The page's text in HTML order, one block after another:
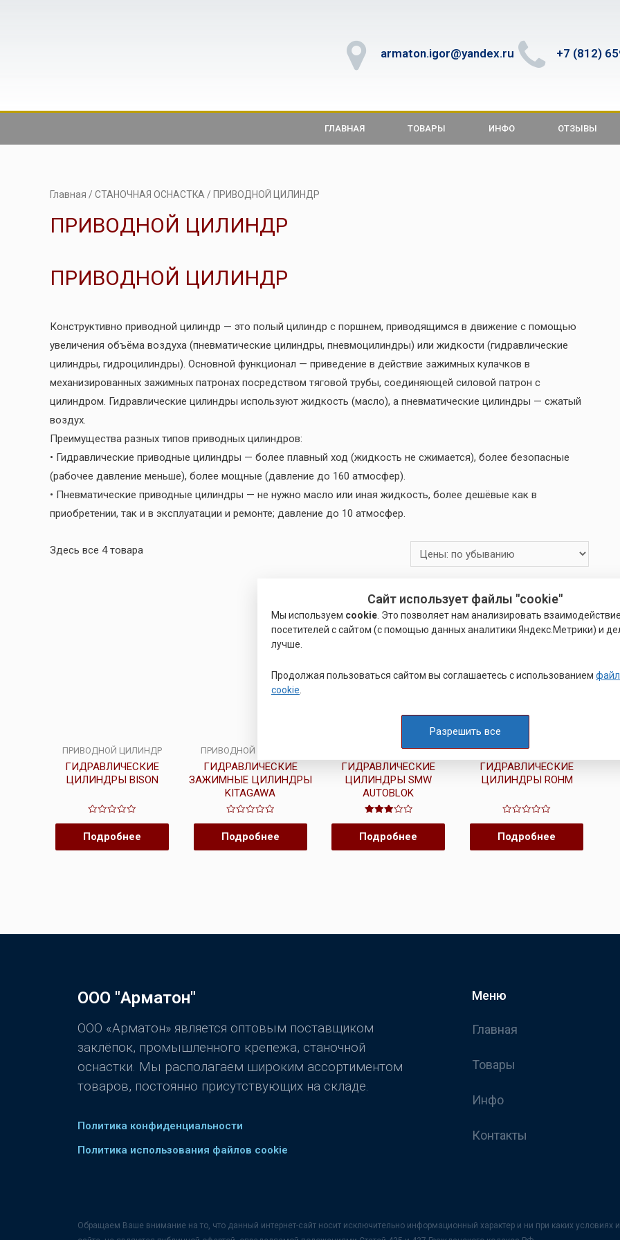
armaton.igor@yandex.ru +7 (812)
ГЛАВНАЯ ТОВАРЫ ИНФО ОТЗЫВЫ
Главная / СТАНОЧНАЯ ОСНАСТКА / ПРИВОДНОЙ ЦИЛИНДР
ПРИВОДНОЙ ЦИЛИНДР
ПРИВОДНОЙ ЦИЛИНДР
Конструктивно приводной цилиндр — это полый цилиндр с поршнем, приводящимся в движение с помощью
увеличения объёма воздуха (пневматические цилиндры, пневмоцилиндры) или жидкости (гидравлические
цилиндры, гидроцилиндры). Основной функционал — приведение в действие зажимных кулачков в
механизированных зажимных патронах посредством тяговой трубы, соединяющей силовой патрон с
цилиндром. Гидравлические цилиндры используют жидкость (масло), а пневматические цилиндры — сжатый
воздух.
Преимущества разных типов приводных цилиндров:
• Гидравлические приводные цилиндры — более плавный ход (жидкость не сжимается), более безопасные
(рабочее давление меньше), более мощные (давление до 160 атмосфер).
• Пневматические приводные цилиндры — не нужно масло или иная жидкость, более дешёвые как в
приобретении, так и в эксплуатации и ремонте; давление до 10 атмосфер.
Здесь все 4 товара
ПРИВОДНОЙ ЦИЛИНДР
ГИДРАВЛИЧЕСКИЕ
ЦИЛИНДРЫ BISON
Оценка
0
из
Подробнее
ПРИВОДНОЙ ЦИЛИНДР
ГИДРАВЛИЧЕСКИЕ
ЗАЖИМНЫЕ ЦИЛИНДРЫ
KITAGAWA
Оценка
0
из
Подробнее
ПРИВОДНОЙ ЦИЛИНДР
ГИДРАВЛИЧЕСКИЕ
ЦИЛИНДРЫ SMW
AUTOBLOK
Оценка
из 5
Подробнее
ПРИВОДНОЙ ЦИЛИНДР
ГИДРАВЛИЧЕСКИЕ
ЦИЛИНДРЫ ROHM
Оценка
0
из
Подробнее
ООО "Арматон"
ООО «Арматон» является оптовым поставщиком
заклёпок, промышленного крепежа, станочной
оснастки. Мы располагаем широким ассортиментом
товаров, постоянно присутствующих на складе.
Политика конфиденциальности
Политика использования файлов cookie
Меню
Главная
Товары
Инфо
Контакты
Обращаем Ваше внимание на то, что данный интернет-сайт носит исключительно информационный характер и ни при каких
Сайт использует файлы "cookie"
Мы используем cookie . Это позволяет нам анализировать взаимодействие
посетителей с сайтом (с помощью данных аналитики Яндекс.Метрики) и
лучше.
Продолжая пользоваться сайтом вы соглашаетесь с использованием
cookie
Разрешить все